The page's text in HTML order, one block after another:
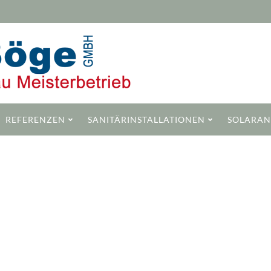
REFERENZEN SANITÄRINSTALLATIONEN